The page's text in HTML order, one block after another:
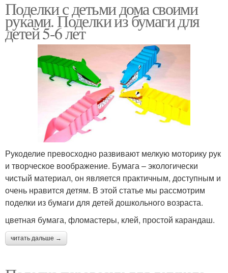
Поделки с детьми дома своими
руками. Поделки из бумаги для
детей 5-6 лет
Рукоделие превосходно развивают мелкую моторику рук
и творческое воображение. Бумага – экологически
чистый материал, он является практичным, доступным и
очень нравится детям. В этой статье мы рассмотрим
поделки из бумаги для детей дошкольного возраста.
цветная бумага, фломастеры, клей, простой карандаш.
читать дальше →